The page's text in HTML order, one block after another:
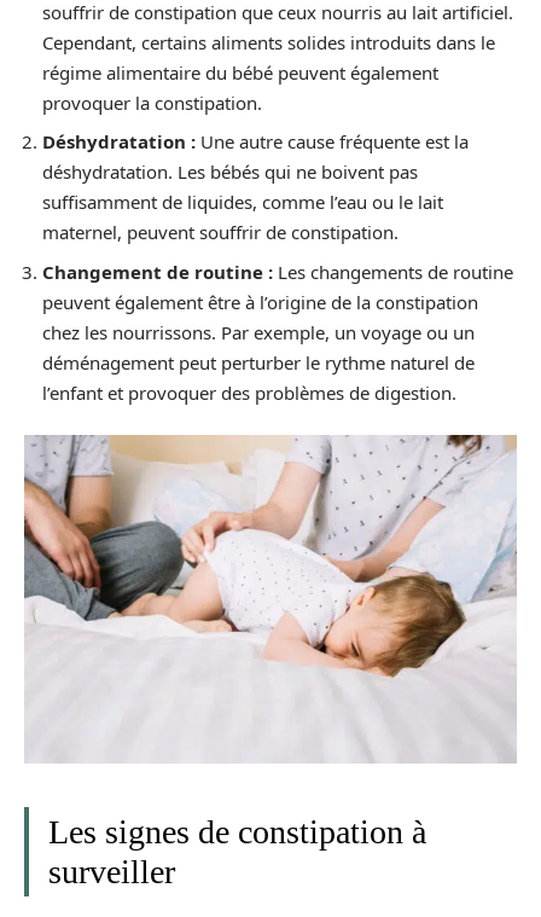
souffrir de constipation que ceux nourris au lait artificiel.
Cependant, certains aliments solides introduits dans le
régime alimentaire du bébé peuvent également
provoquer la constipation.
Déshydratation : Une autre cause fréquente est la
déshydratation. Les bébés qui ne boivent pas
suffisamment de liquides, comme l’eau ou le lait
maternel, peuvent souffrir de constipation.
Changement de routine : Les changements de routine
peuvent également être à l’origine de la constipation
chez les nourrissons. Par exemple, un voyage ou un
déménagement peut perturber le rythme naturel de
l’enfant et provoquer des problèmes de digestion.
Les signes de constipation à
surveiller